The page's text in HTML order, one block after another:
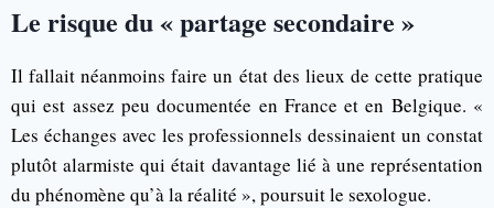
Le risque du « partage secondaire »
Il fallait néanmoins faire un état des lieux de cette pratique
qui est assez peu documentée en France et en Belgique. «
Les échanges avec les professionnels dessinaient un constat
plutôt alarmiste qui était davantage lié à une représentation
du phénomène qu’à la réalité », poursuit le sexologue.